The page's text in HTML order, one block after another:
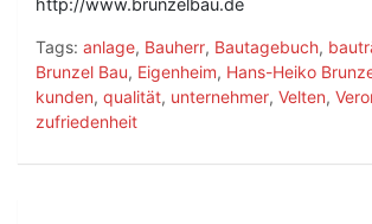
http://www.brunzelbau.de
Tags: anlage, Bauherr, Bautagebuch,
Brunzel Bau, Eigenheim, Hans-Heiko
kunden, qualität, unternehmer, Velten,
zufriedenheit